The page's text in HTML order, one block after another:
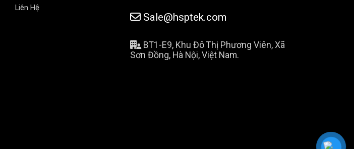
Liên Hệ
Sale@hsptek.com
BT1-E9, Khu Đô Thị Phương Viên, Xã
Sơn Đồng, Hà Nội, Việt Nam.